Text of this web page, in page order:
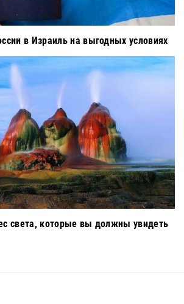
в Израиль на выгодных условиях
света, которые вы должны увидеть